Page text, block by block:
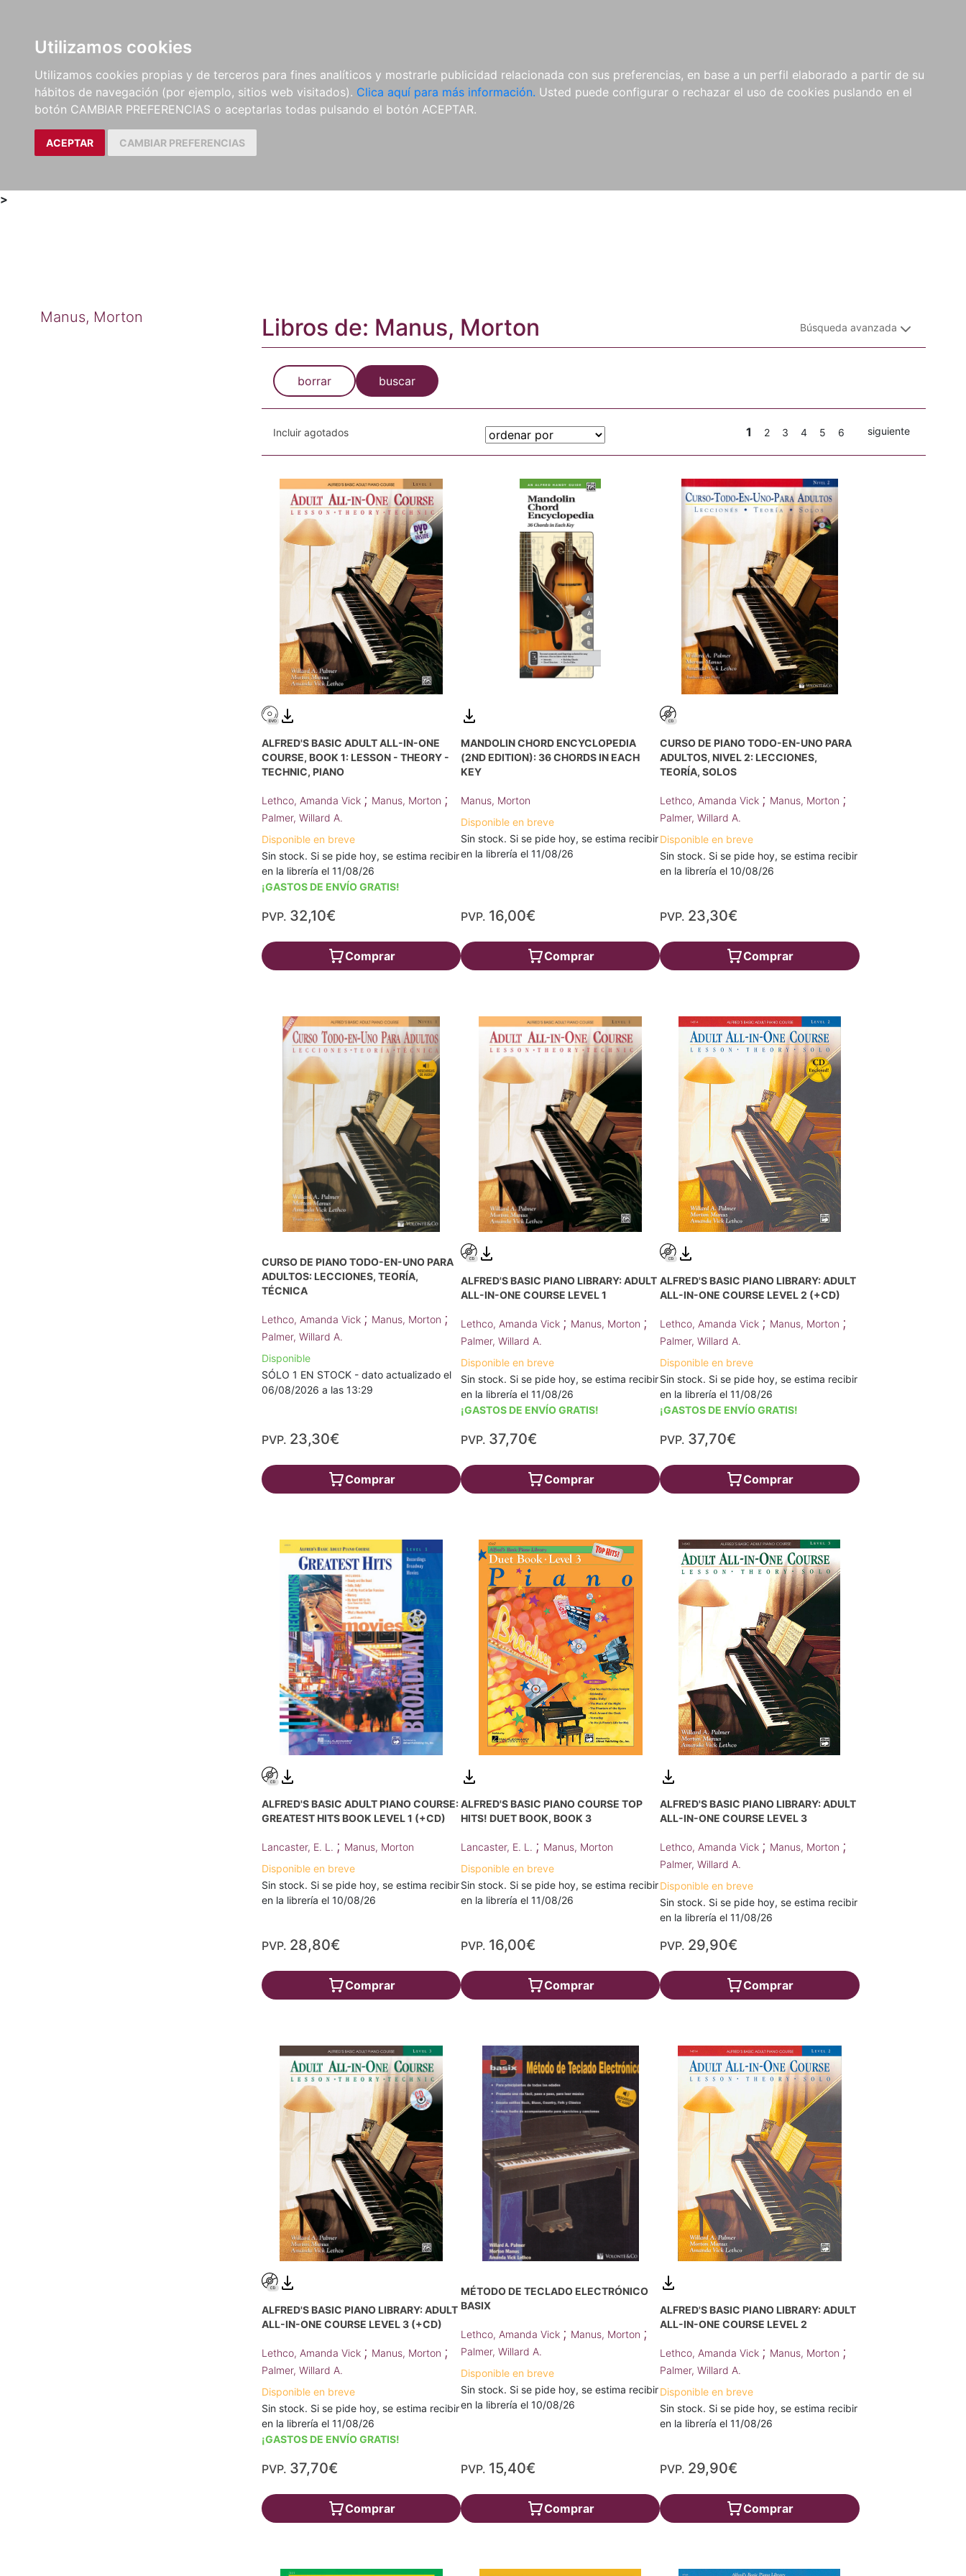
Utilizamos cookies
Utilizamos cookies propias y de terceros para fines analíticos y mostrarle publicidad relacionada con sus preferencias, en base a un perfil elaborado a partir de su
hábitos de navegación (por ejemplo, sitios web visitados). Clica aquí para más información. Usted puede configurar o rechazar el uso de cookies puslando en el
botón CAMBIAR PREFERENCIAS o aceptarlas todas pulsando el botón ACEPTAR.
ACEPTAR CAMBIAR PREFERENCIAS
LIBROS
MÉTODOS Y
EJERCICIOS
PARTITURAS Y EDICIONES
CRÍTICAS
REVISTAS
CDS Y
DVDS
MATERIAL
COMPLEMENTARIO
NOVEDADES NOTICIAS
COMPRAS
INSTITUCIONALES
>
Manus, Morton Libros de: Manus, Morton Búsqueda avanzada
borrar buscar
Incluir agotados 1 2 3 4 5 6 siguiente
ALFRED'S BASIC ADULT ALL-IN-ONE
COURSE, BOOK 1: LESSON - THEORY -
TECHNIC, PIANO
Lethco, Amanda Vick ; Manus, Morton ;
Palmer, Willard A.
Disponible en breve
Sin stock. Si se pide hoy, se estima recibir
en la librería el 11/08/26
¡GASTOS DE ENVÍO GRATIS!
PVP. 32,10€
Comprar
MANDOLIN CHORD ENCYCLOPEDIA
(2ND EDITION): 36 CHORDS IN EACH
KEY
Manus, Morton
Disponible en breve
Sin stock. Si se pide hoy, se estima recibir
en la librería el 11/08/26
PVP. 16,00€
Comprar
CURSO DE PIANO TODO-EN-UNO PARA
ADULTOS, NIVEL 2: LECCIONES,
TEORÍA, SOLOS
Lethco, Amanda Vick ; Manus, Morton ;
Palmer, Willard A.
Disponible en breve
Sin stock. Si se pide hoy, se estima recibir
en la librería el 10/08/26
PVP. 23,30€
Comprar
CURSO DE PIANO TODO-EN-UNO PARA
ADULTOS: LECCIONES, TEORÍA,
TÉCNICA
Lethco, Amanda Vick ; Manus, Morton ;
Palmer, Willard A.
Disponible
SÓLO 1 EN STOCK - dato actualizado el
06/08/2026 a las 13:29
PVP. 23,30€
Comprar
ALFRED'S BASIC PIANO LIBRARY: ADULT
ALL-IN-ONE COURSE LEVEL 1
Lethco, Amanda Vick ; Manus, Morton ;
Palmer, Willard A.
Disponible en breve
Sin stock. Si se pide hoy, se estima recibir
en la librería el 11/08/26
¡GASTOS DE ENVÍO GRATIS!
PVP. 37,70€
Comprar
ALFRED'S BASIC PIANO LIBRARY: ADULT
ALL-IN-ONE COURSE LEVEL 2 (+CD)
Lethco, Amanda Vick ; Manus, Morton ;
Palmer, Willard A.
Disponible en breve
Sin stock. Si se pide hoy, se estima recibir
en la librería el 11/08/26
¡GASTOS DE ENVÍO GRATIS!
PVP. 37,70€
Comprar
ALFRED'S BASIC ADULT PIANO COURSE:
GREATEST HITS BOOK LEVEL 1 (+CD)
Lancaster, E. L. ; Manus, Morton
Disponible en breve
Sin stock. Si se pide hoy, se estima recibir
en la librería el 10/08/26
PVP. 28,80€
Comprar
ALFRED'S BASIC PIANO COURSE TOP
HITS! DUET BOOK, BOOK 3
Lancaster, E. L. ; Manus, Morton
Disponible en breve
Sin stock. Si se pide hoy, se estima recibir
en la librería el 11/08/26
PVP. 16,00€
Comprar
ALFRED'S BASIC PIANO LIBRARY: ADULT
ALL-IN-ONE COURSE LEVEL 3
Lethco, Amanda Vick ; Manus, Morton ;
Palmer, Willard A.
Disponible en breve
Sin stock. Si se pide hoy, se estima recibir
en la librería el 11/08/26
PVP. 29,90€
Comprar
ALFRED'S BASIC PIANO LIBRARY: ADULT
ALL-IN-ONE COURSE LEVEL 3 (+CD)
Lethco, Amanda Vick ; Manus, Morton ;
Palmer, Willard A.
Disponible en breve
Sin stock. Si se pide hoy, se estima recibir
en la librería el 11/08/26
¡GASTOS DE ENVÍO GRATIS!
PVP. 37,70€
Comprar
MÉTODO DE TECLADO ELECTRÓNICO
BASIX
Lethco, Amanda Vick ; Manus, Morton ;
Palmer, Willard A.
Disponible en breve
Sin stock. Si se pide hoy, se estima recibir
en la librería el 10/08/26
PVP. 15,40€
Comprar
ALFRED'S BASIC PIANO LIBRARY: ADULT
ALL-IN-ONE COURSE LEVEL 2
Lethco, Amanda Vick ; Manus, Morton ;
Palmer, Willard A.
Disponible en breve
Sin stock. Si se pide hoy, se estima recibir
en la librería el 11/08/26
PVP. 29,90€
Comprar